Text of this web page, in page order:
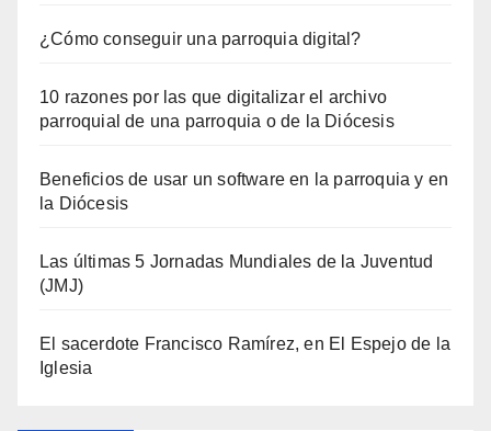
¿Cómo conseguir una parroquia digital?
10 razones por las que digitalizar el archivo
parroquial de una parroquia o de la Diócesis
Beneficios de usar un software en la parroquia y en
la Diócesis
Las últimas 5 Jornadas Mundiales de la Juventud
(JMJ)
El sacerdote Francisco Ramírez, en El Espejo de la
Iglesia